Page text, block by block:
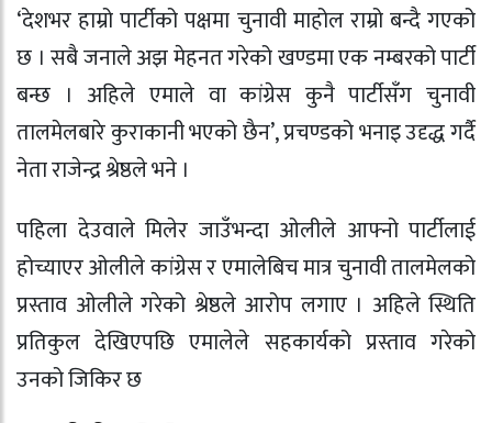
‘देशभर हाम्रो पार्टीको पक्षमा चुनावी माहोल राम्रो बन्दै गएको
छ । सबै जनाले अझ मेहनत गरेको खण्डमा एक नम्बरको पार्टी
बन्छ । अहिले एमाले वा कांग्रेस कुनै पार्टीसँग चुनावी
तालमेलबारे कुराकानी भएको छैन’, प्रचण्डको भनाइ उदृद्ध गर्दै
नेता राजेन्द्र श्रेष्ठले भने ।
पहिला देउवाले मिलेर जाउँभन्दा ओलीले आफ्नो पार्टीलाई
होच्याएर ओलीले कांग्रेस र एमालेबिच मात्र चुनावी तालमेलको
प्रस्ताव ओलीले गरेको श्रेष्ठले आरोप लगाए । अहिले स्थिति
प्रतिकुल देखिएपछि एमालेले सहकार्यको प्रस्ताव गरेको
उनको जिकिर छ